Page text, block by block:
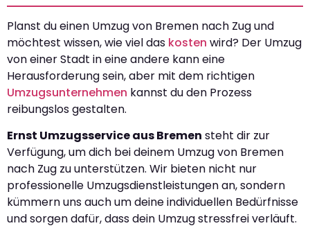
Planst du einen Umzug von Bremen nach Zug und
möchtest wissen, wie viel das kosten wird? Der Umzug
von einer Stadt in eine andere kann eine
Herausforderung sein, aber mit dem richtigen
Umzugsunternehmen kannst du den Prozess
reibungslos gestalten.
Ernst Umzugsservice aus Bremen steht dir zur
Verfügung, um dich bei deinem Umzug von Bremen
nach Zug zu unterstützen. Wir bieten nicht nur
professionelle Umzugsdienstleistungen an, sondern
kümmern uns auch um deine individuellen Bedürfnisse
und sorgen dafür, dass dein Umzug stressfrei verläuft.